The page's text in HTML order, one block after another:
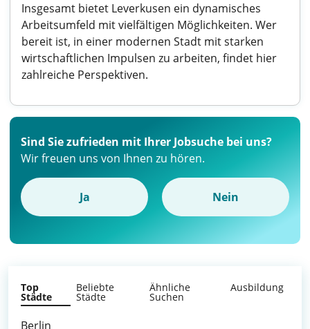
Insgesamt bietet Leverkusen ein dynamisches
Arbeitsumfeld mit vielfältigen Möglichkeiten. Wer
bereit ist, in einer modernen Stadt mit starken
wirtschaftlichen Impulsen zu arbeiten, findet hier
zahlreiche Perspektiven.
Sind Sie zufrieden mit Ihrer Jobsuche bei uns?
Wir freuen uns von Ihnen zu hören.
Ja Nein
Top
Städte
Beliebte
Städte
Ähnliche
Suchen
Ausbildung
Berlin